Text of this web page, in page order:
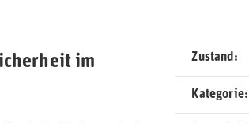
im
Zustand
Kategorie